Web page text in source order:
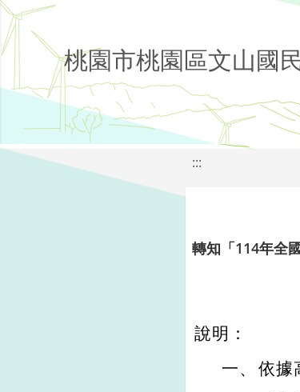
桃園市桃園區文山國
:::
轉知「114年全
說明：
一、 依據